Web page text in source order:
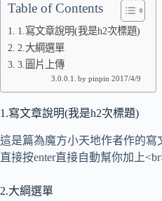
Table of Contents
1.寫文章說明(我是h2次標題)
2.大綱選單
3.圖片上傳
by pinpin 2017/4/9
1.寫文章說明(我是h2次標題)
這是篇為魔方小天地作者作的寫
直接按enter直接自動幫你加上
2.大綱選單